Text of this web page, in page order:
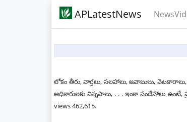
APLatestNews
లోకం తీరు, వార్తలు, సలహాలు, జవాబులు,
అధికారులకు విన్నపాలు, . . . ఇంకా సందేహాలు ఉంటే,
views 462,615.